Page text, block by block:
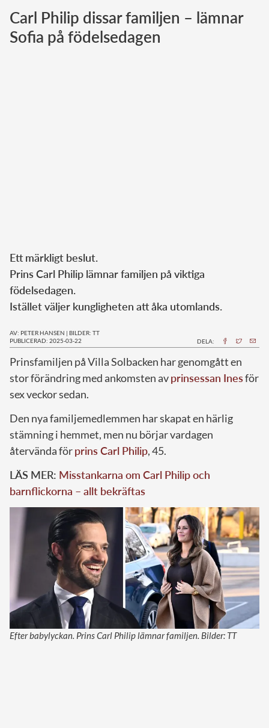
Norska kungahuset
Danska kungahuset
Carl Philip dissar familjen – lämnar
Sofia på födelsedagen
Ett märkligt beslut.
Prins Carl Philip lämnar familjen på viktiga
födelsedagen.
Istället väljer kungligheten att åka utomlands.
AV: PETER HANSEN | BILDER: TT
PUBLICERAD: 2025-03-22
DELA:
Prinsfamiljen på Villa Solbacken har genomgått en
stor förändring med ankomsten avprinsessan Inesför
sex veckor sedan.
Den nya familjemedlemmen har skapat en härlig
stämning i hemmet, men nu börjar vardagen
återvända förprins Carl Philip, 45.
LÄS MER: Misstankarna om Carl Philip och
barnflickorna – allt bekräftas
Efter babylyckan. Prins Carl Philip lämnar familjen. Bilder: TT